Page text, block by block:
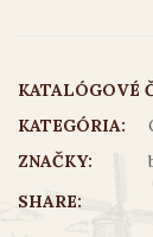
KATALÓGOVÉ
KATEGÓRIA:
ZNAČKY:
SHARE: